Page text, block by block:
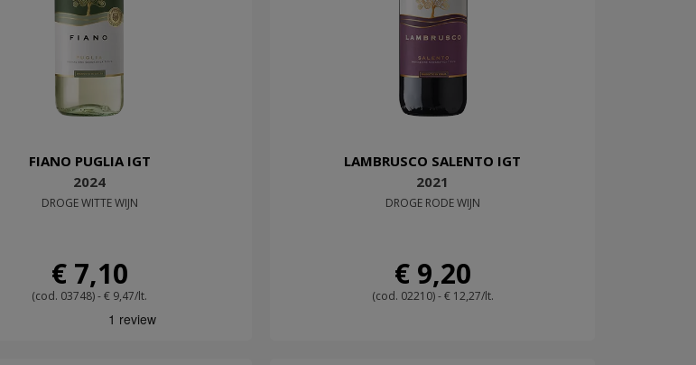
FIANO PUGLIA IGT
2024
DROGE WITTE WIJN
€ 7,10
(cod. 03748) - € 9,47/lt.
LAMBRUSCO SALENTO IGT
2021
DROGE RODE WIJN
€ 9,20
(cod. 02210) - € 12,27/lt.